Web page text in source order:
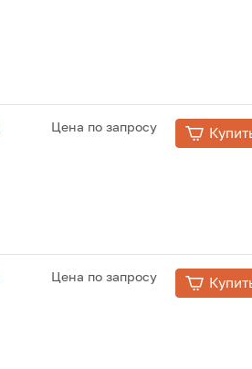
Цена по запросу
Цена по запросу